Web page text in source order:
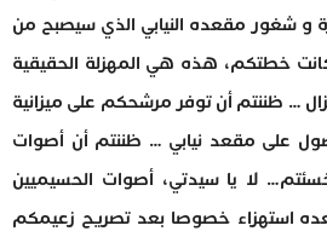
و شغور مقعده النيابي الذي سيصبح من
خطتكم، هذه هي المهزلة الحقيقية
… ظننتم أن توفر مرشحكم على ميزانية
على مقعد نيابي … ظننتم أن أصوات
لا يا سيدتي، أصوات الحسيميين
استهزاء خصوصا بعد تصريح زعيمكم